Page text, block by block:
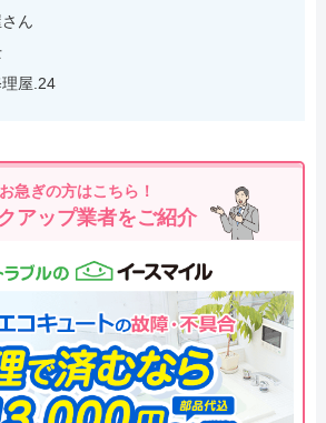
ん
屋.24
お急ぎの方はこちら！
アップ業者をご紹介